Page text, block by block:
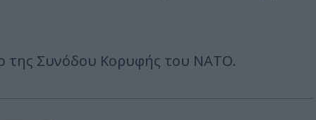
της Συνόδου Κορυφής του ΝΑΤΟ.